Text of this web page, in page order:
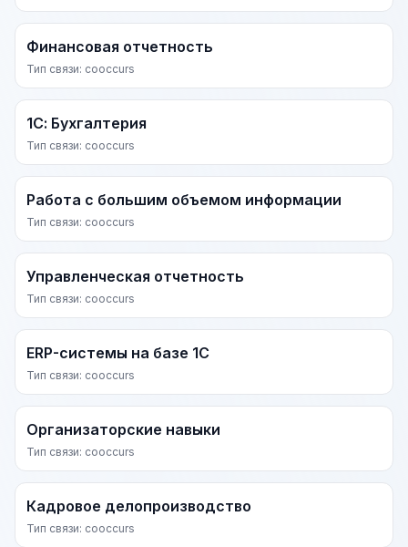
Финансовая отчетность
Тип связи: cooccurs
1С: Бухгалтерия
Тип связи: cooccurs
Работа с большим объемом информации
Тип связи: cooccurs
Управленческая отчетность
Тип связи: cooccurs
ERP-системы на базе 1С
Тип связи: cooccurs
Организаторские навыки
Тип связи: cooccurs
Кадровое делопроизводство
Тип связи: cooccurs